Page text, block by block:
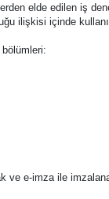
elde edilen iş
ilişkisi içinde
ve e-imza ile